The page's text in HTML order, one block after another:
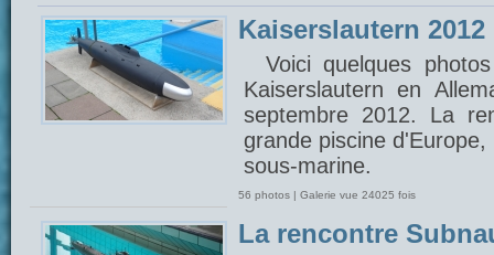
Kaiserslautern 2012
Voici quelques
Kaiserslautern en
septembre 2012. La
grande piscine
sous-marine.
56 photos | Galerie vue 24025 fois
La rencontre